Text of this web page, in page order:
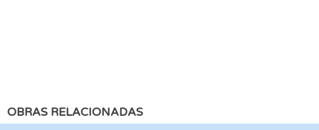
OBRAS RELACIONADAS